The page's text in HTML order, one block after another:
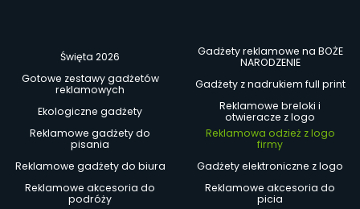
Święta 2026
Gadżety reklamowe na BOŻE
NARODZENIE
Gotowe zestawy gadżetów
reklamowych
Gadżety z nadrukiem full print
Ekologiczne gadżety
Reklamowe breloki i
otwieracze z logo
Reklamowe gadżety do
pisania
Reklamowa odzież z logo
firmy
Reklamowe gadżety do biura
Gadżety elektroniczne z logo
Reklamowe akcesoria do
podróży
Reklamowe akcesoria do
picia